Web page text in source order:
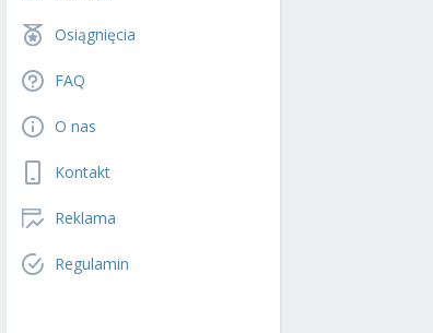
Osiągnięcia
FAQ
O nas
Kontakt
Reklama
Regulamin